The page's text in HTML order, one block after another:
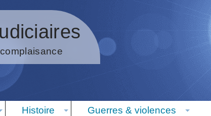
Histoire Guerres & violences